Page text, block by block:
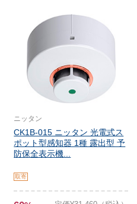
ニッタン
CK1B-015 ニッタン 光電式ス
ポット型感知器 1種 露出型 予
防保全表示機...
取寄